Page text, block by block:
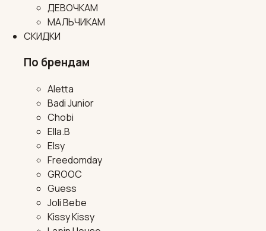
ДЕВОЧКАМ
МАЛЬЧИКАМ
СКИДКИ
По брендам
Aletta
Badi Junior
Chobi
Ella.B
Elsy
Freedomday
GROOC
Guess
Joli Bebe
Kissy Kissy